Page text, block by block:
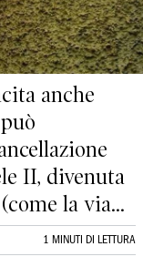
anche
II, divenuta
la via...
1 MINUTI DI LETTURA